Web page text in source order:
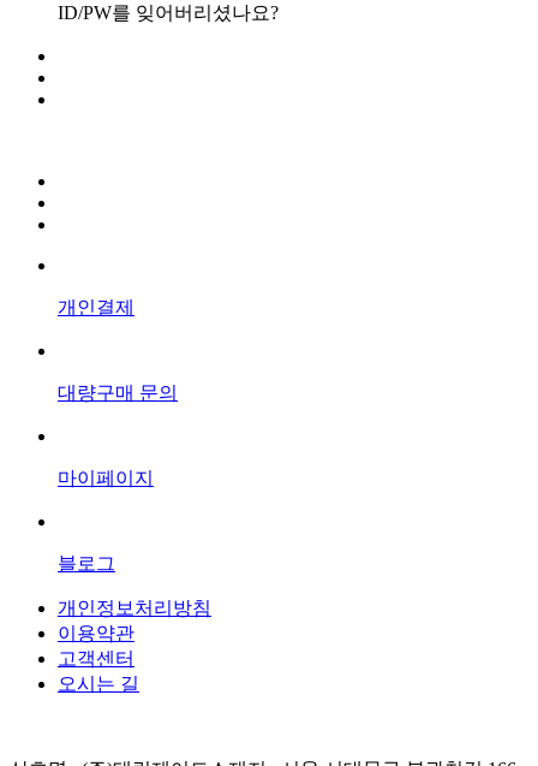
ID/PW를 잊어버리셨나요?
개인결제
대량구매 문의
마이페이지
블로그
개인정보처리방침
이용약관
고객센터
오시는 길